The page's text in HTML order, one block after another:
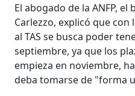
El abogado de la ANFP,
Carlezzo, explicó que con
al TAS se busca poder
septiembre, ya que los
empieza en noviembre,
deba tomarse de "forma